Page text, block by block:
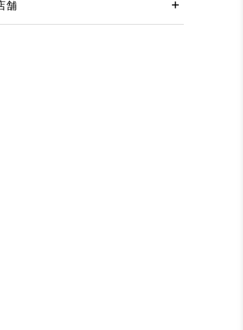
舗